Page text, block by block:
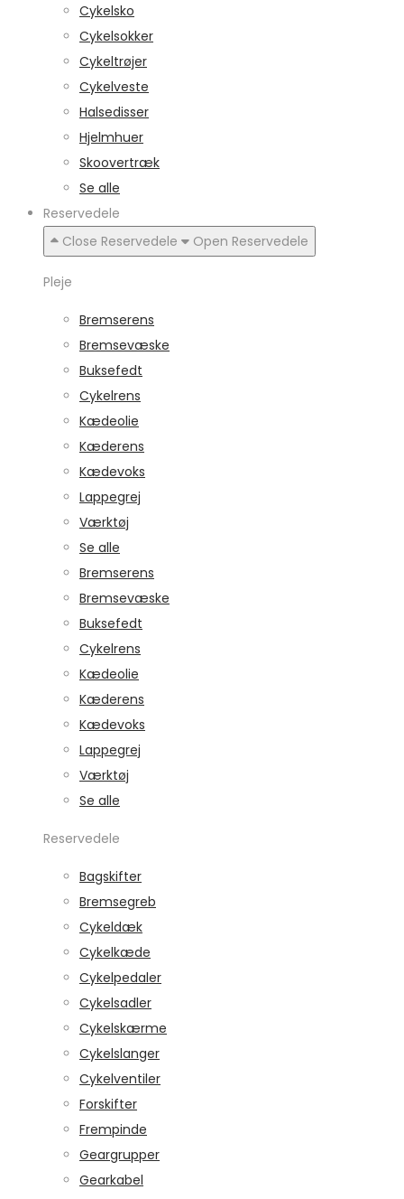
Cykelsko
Cykelsokker
Cykeltrøjer
Cykelveste
Halsedisser
Hjelmhuer
Skoovertræk
Se alle
Reservedele
Close Reservedele
Open Reservedele
Pleje
Bremserens
Bremsevæske
Buksefedt
Cykelrens
Kædeolie
Kæderens
Kædevoks
Lappegrej
Værktøj
Se alle
Bremserens
Bremsevæske
Buksefedt
Cykelrens
Kædeolie
Kæderens
Kædevoks
Lappegrej
Værktøj
Se alle
Reservedele
Bagskifter
Bremsegreb
Cykeldæk
Cykelkæde
Cykelpedaler
Cykelsadler
Cykelskærme
Cykelslanger
Cykelventiler
Forskifter
Frempinde
Geargrupper
Gearkabel